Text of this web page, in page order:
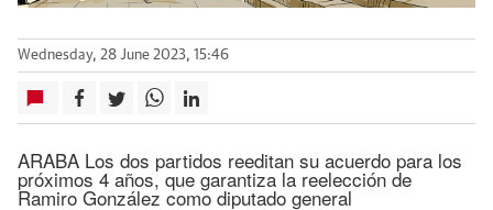
Wednesday, 28 June 2023, 15:46
ARABA Los dos partidos reeditan su acuerdo para los
próximos 4 años, que garantiza la reelección de
Ramiro González como diputado general